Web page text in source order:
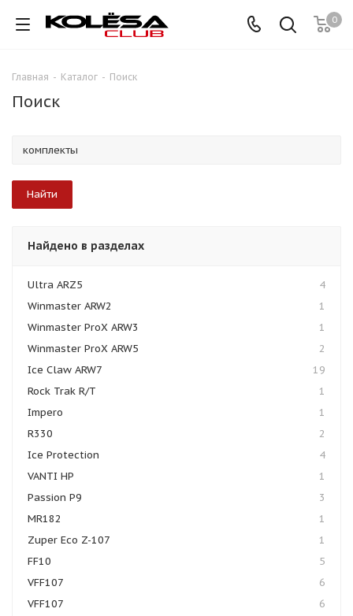
0
Главная - Каталог - Поиск
Поиск
Найдено в разделах
Ultra ARZ5
4
Winmaster ARW2
1
Winmaster ProX ARW3
1
Winmaster ProX ARW5
2
Ice Claw ARW7
19
Rock Trak R/T
1
Impero
1
R330
2
Ice Protection
4
VANTI HP
1
Passion P9
3
MR182
1
Zuper Eco Z-107
1
FF10
5
VFF107
6
VFF107
6